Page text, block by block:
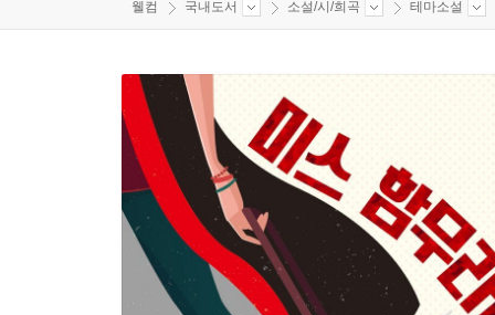
웰컴 국내도서 소설/시/희곡 테마소설